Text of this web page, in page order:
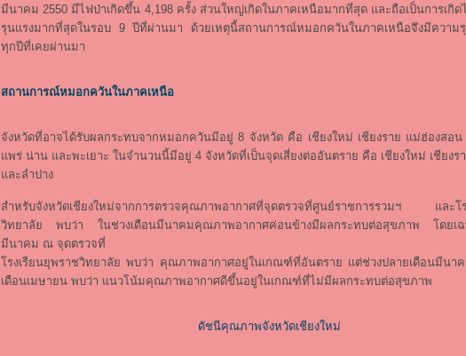
มีนาคม 2550 มีไฟป่าเกิดขึ้น 4,198 ครั้ง ส่วนใหญ่เกิดในภาคเหนือมากที่สุด และถือเป็นการเกิ
รุนแรงมากที่สุดในรอบ 9 ปีที่ผ่านมา ด้วยเหตุนี้สถานการณ์หมอกควันในภาคเหนือจึงมีความรุ
ทุกปีที่เคยผ่านมา
สถานการณ์หมอกควันในภาคเหนือ
จังหวัดที่อาจได้รับผลกระทบจากหมอกควันมีอยู่ 8 จังหวัด คือ เชียงใหม่ เชียงราย แม่ฮ่องสอ
แพร่ น่าน และพะเยาะ ในจำนวนนี้มีอยู่ 4 จังหวัดที่เป็นจุดเสี่ยงต่ออันตราย คือ เชียงใหม่ เชียงร
และลำปาง
สำหรับจังหวัดเชียงใหม่จากการตรวจคุณภาพอากาศที่จุดตรวจที่ศูนย์ราชการรวมฯ และโร
วิทยาลัย พบว่า ในช่วงเดือนมีนาคมคุณภาพอากาศค่อนข้างมีผลกระทบต่อสุขภาพ โดยเ
มีนาคม ณ จุดตรวจที่
โรงเรียนยุพราชวิทยาลัย พบว่า คุณภาพอากาศอยู่ในเกณฑ์ที่อันตราย แต่ช่วงปลายเดือนมีนา
เดือนเมษายน พบว่า แนวโน้มคุณภาพอากาศดีขึ้นอยู่ในเกณฑ์ที่ไม่มีผลกระทบต่อสุขภาพ
ดัชนีคุณภาพจังหวัดเชียงใหม่